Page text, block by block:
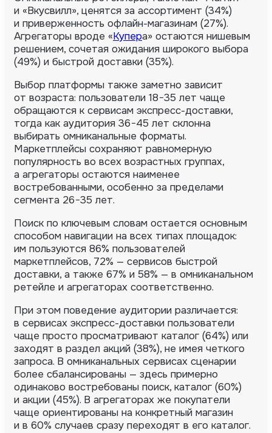
и «Вкусвилл», ценятся за ассортимент (34%)
и приверженность офлайн-магазинам (27%).
Агрегаторы вроде «Купера» остаются нишевым
решением, сочетая ожидания широкого выбора
(49%) и быстрой доставки (35%).
Выбор платформы также заметно зависит
от возраста: пользователи 18−35 лет чаще
обращаются к сервисам экспресс-доставки,
тогда как аудитория 36−45 лет склонна
выбирать омниканальные форматы.
Маркетплейсы сохраняют равномерную
популярность во всех возрастных группах,
а агрегаторы остаются наименее
востребованными, особенно за пределами
сегмента 26−35 лет.
Поиск по ключевым словам остается основным
способом навигации на всех типах площадок:
им пользуются 86% пользователей
маркетплейсов, 72% — сервисов быстрой
доставки, а также 67% и 58% — в омниканальном
ретейле и агрегаторах соответственно.
При этом поведение аудитории различается:
в сервисах экспресс-доставки пользователи
чаще просто просматривают каталог (64%) или
заходят в раздел акций (38%), не имея четкого
запроса. В омниканальных сервисах сценарии
более сбалансированы — здесь примерно
одинаково востребованы поиск, каталог (60%)
и акции (45%). В агрегаторах же покупатели
чаще ориентированы на конкретный магазин
и в 60% случаев сразу переходят в его каталог.